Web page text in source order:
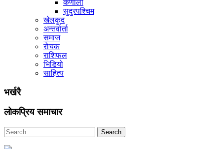
कर्णाली
सुदुरपश्चिम
खेलकुद
अन्तर्वार्ता
समाज
रोचक
राशिफल
भिडियो
साहित्य
भर्खरै
लोकप्रिय समाचार
Search